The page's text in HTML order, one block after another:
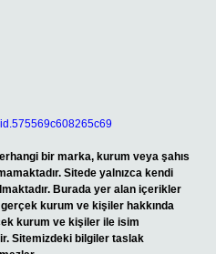
bir marka, kurum veya şahıs
Sitede yalnızca kendi
Burada yer alan içerikler
kurum ve kişiler hakkında
kurum ve kişiler ile isim
Sitemizdeki bilgiler taslak